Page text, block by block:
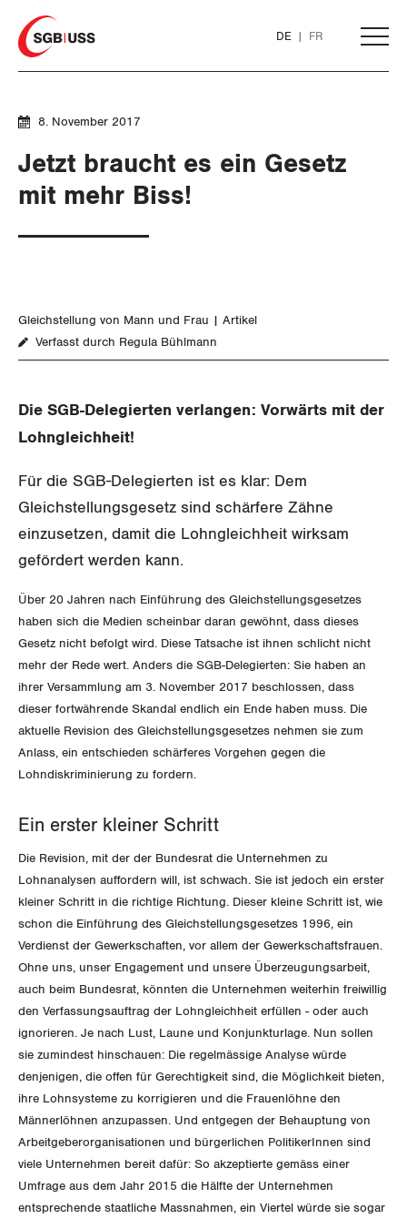
Home
DE FR
THEMEN
Flankierende Massnahmen und
Personenfreizügigkeit
Gewerkschaftsrechte
Finanzen und Steuerpolitik
Aussenwirtschaft
SOZIALPOLITIK
Berufliche Vorsorge
Überbrückungsleistung
Ergänzungsleistungen
Gesundheit
CORONA-VIRUS
SERVICE PUBLIC
Post
Gleichstellung von Frauen und Männern
GEWERKSCHAFTSPOLITIK
International
Landesstreik
SERVICE
GEWERKSCHAFTSMITGLIED WERDEN
LOHNRECHNER
WEITERBILDUNG
NEWSLETTER
BROSCHÜREN/BÜCHER
GREMIEN
Vorstand
Präsidialausschuss
Feministische Kommission
Jugendkommission
Migrationskommission
Queer-Kommission
ZENTRALSEKRETARIAT
KANTONALE BÜNDE
Aargau
Beide Basel
Bern
Freiburg
ANGESCHLOSSENE VERBÄNDE
OFFENE STELLEN
AGENDA
Medien
Publikationen
Blog
Blog Daniel Lampart
Der Europa-Blog
Kontakt
8. November 2017
Jetzt braucht es ein Gesetz
mit mehr Biss!
Gleichstellung von Mann und Frau
Artikel
Verfasst durch Regula Bühlmann
Die SGB-Delegierten verlangen: Vorwärts mit der
Lohngleichheit!
Für die SGB-Delegierten ist es klar: Dem
Gleichstellungsgesetz sind schärfere Zähne
einzusetzen, damit die Lohngleichheit wirksam
gefördert werden kann.
Über 20 Jahren nach Einführung des Gleichstellungsgesetzes
haben sich die Medien scheinbar daran gewöhnt, dass dieses
Gesetz nicht befolgt wird. Diese Tatsache ist ihnen schlicht nicht
mehr der Rede wert. Anders die SGB-Delegierten: Sie haben an
ihrer Versammlung am 3. November 2017 beschlossen, dass
dieser fortwährende Skandal endlich ein Ende haben muss. Die
aktuelle Revision des Gleichstellungsgesetzes nehmen sie zum
Anlass, ein entschieden schärferes Vorgehen gegen die
Lohndiskriminierung zu fordern.
Ein erster kleiner Schritt
Die Revision, mit der der Bundesrat die Unternehmen zu
Lohnanalysen auffordern will, ist schwach. Sie ist jedoch ein erster
kleiner Schritt in die richtige Richtung. Dieser kleine Schritt ist, wie
schon die Einführung des Gleichstellungsgesetzes 1996, ein
Verdienst der Gewerkschaften, vor allem der Gewerkschaftsfrauen.
Ohne uns, unser Engagement und unsere Überzeugungsarbeit,
auch beim Bundesrat, könnten die Unternehmen weiterhin freiwillig
den Verfassungsauftrag der Lohngleichheit erfüllen - oder auch
ignorieren. Je nach Lust, Laune und Konjunkturlage. Nun sollen
sie zumindest hinschauen: Die regelmässige Analyse würde
denjenigen, die offen für Gerechtigkeit sind, die Möglichkeit bieten,
ihre Lohnsysteme zu korrigieren und die Frauenlöhne den
Männerlöhnen anzupassen. Und entgegen der Behauptung von
Arbeitgeberorganisationen und bürgerlichen PolitikerInnen sind
viele Unternehmen bereit dafür: So akzeptierte gemäss einer
Umfrage aus dem Jahr 2015 die Hälfte der Unternehmen
entsprechende staatliche Massnahmen, ein Viertel würde sie sogar